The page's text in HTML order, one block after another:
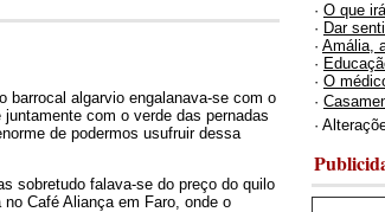
barrocal algarvio engalanava-se com o
com o verde das pernadas
de podermos usufruir dessa
sobretudo falava-se do preço do quilo
Café Aliança em Faro, onde o
· O que
· Dar
· Amália,
·
· O
·
·